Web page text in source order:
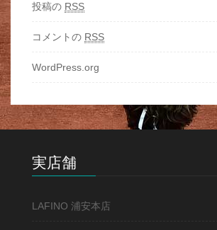
投稿の RSS
コメントの RSS
WordPress.org
実店舗
LAFINO 浦安本店